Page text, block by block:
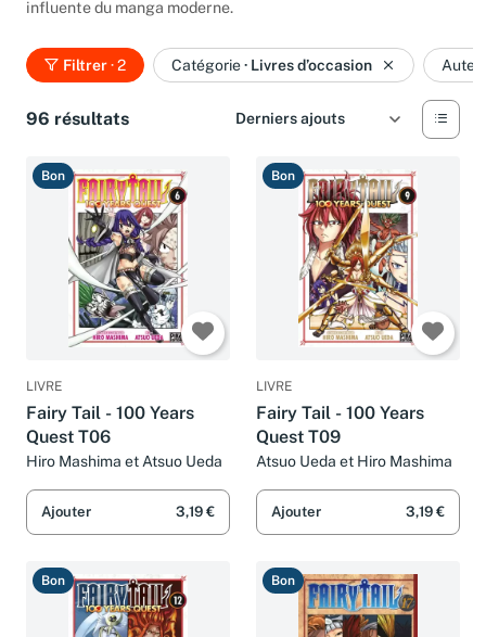
influente du manga moderne.
Filtrer· 2 Catégorie· Livres d’occasion
96 résultats
Bon
LIVRE
Fairy Tail - 100 Years
Quest T06
Hiro Mashima et Atsuo Ueda
Ajouter 3,19 €
Bon
LIVRE
Fairy Tail - 100 Years
Quest T09
Atsuo Ueda et Hiro Mashima
Ajouter 3,19 €
Bon Bon